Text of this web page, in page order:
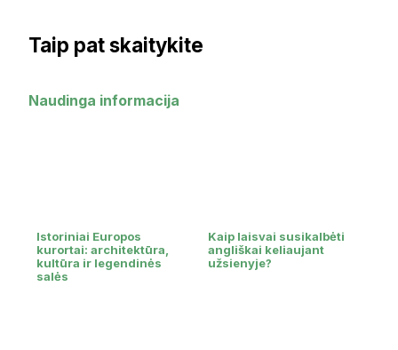
Taip pat skaitykite
Naudinga informacija
Istoriniai Europos
kurortai: architektūra,
kultūra ir legendinės
salės
Kaip laisvai susikalbėti
angliškai keliaujant
užsienyje?